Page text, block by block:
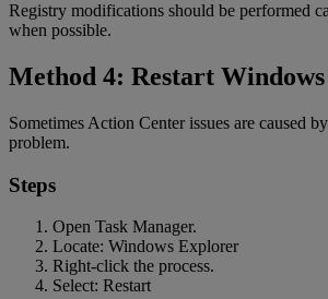
Registry modifications should be performed
when possible.
Method 4: Restart
Sometimes Action Center issues are caused
problem.
Steps
Open Task Manager.
Locate: Windows Explorer
Right-click the process.
Select: Restart